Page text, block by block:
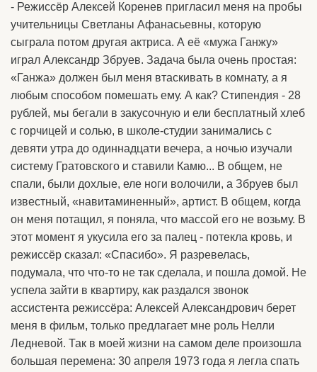
- Режиссёр Алексей Коренев пригласил меня на пробы
учительницы Светланы Афанасьевны, которую
сыграла потом другая актриса. А её «мужа Ганжу»
играл Александр Збруев. Задача была очень простая:
«Ганжа» должен был меня втаскивать в комнату, а я
любым способом помешать ему. А как? Стипендия - 28
рублей, мы бегали в закусочную и ели бесплатный хлеб
с горчицей и солью, в школе-студии занимались с
девяти утра до одиннадцати вечера, а ночью изучали
систему Гратовского и ставили Камю... В общем, не
спали, были дохлые, еле ноги волочили, а Збруев был
известный, «навитаминенный», артист. В общем, когда
он меня потащил, я поняла, что массой его не возьму. В
этот момент я укусила его за палец - потекла кровь, и
режиссёр сказал: «Спасибо». Я разревелась,
подумала, что что-то не так сделала, и пошла домой. Не
успела зайти в квартиру, как раздался звонок
ассистента режиссёра: Алексей Александрович берет
меня в фильм, только предлагает мне роль Нелли
Ледневой. Так в моей жизни на самом деле произошла
большая перемена: 30 апреля 1973 года я легла спать